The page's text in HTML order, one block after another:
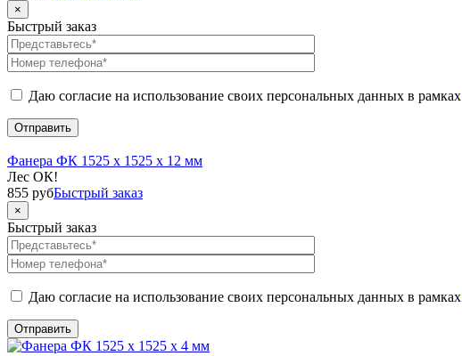
×
Быстрый заказ
Даю согласие на использование своих персональных данных в рамках
Фанера ФК 1525 x 1525 x 12 мм
Лес ОК!
855 рубБыстрый заказ
×
Быстрый заказ
Даю согласие на использование своих персональных данных в рамках